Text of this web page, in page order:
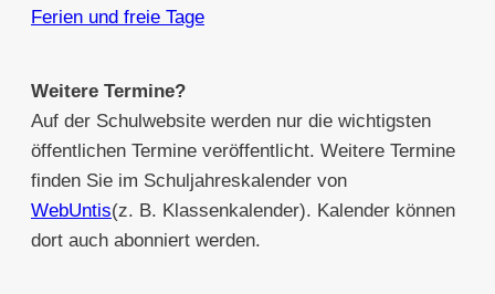
Ferien und freie Tage
Weitere Termine?
Auf der Schulwebsite werden nur die wichtigsten
öffentlichen Termine veröffentlicht. Weitere Termine
finden Sie im Schuljahreskalender von
WebUntis(z. B. Klassenkalender). Kalender können
dort auch abonniert werden.